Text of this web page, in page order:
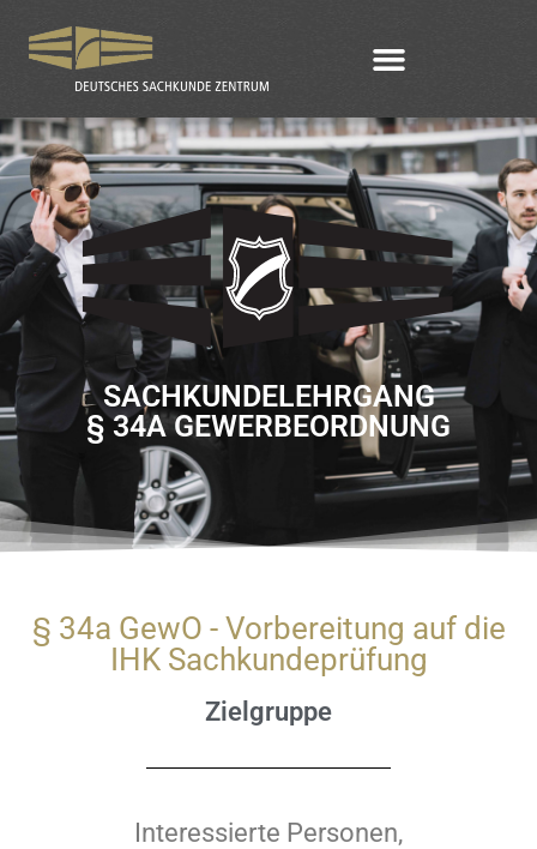
SACHKUNDELEHRGANG
§ 34A GEWERBEORDNUNG
§ 34a GewO - Vorbereitung auf die
IHK Sachkundeprüfung
Zielgruppe
Interessierte Personen,